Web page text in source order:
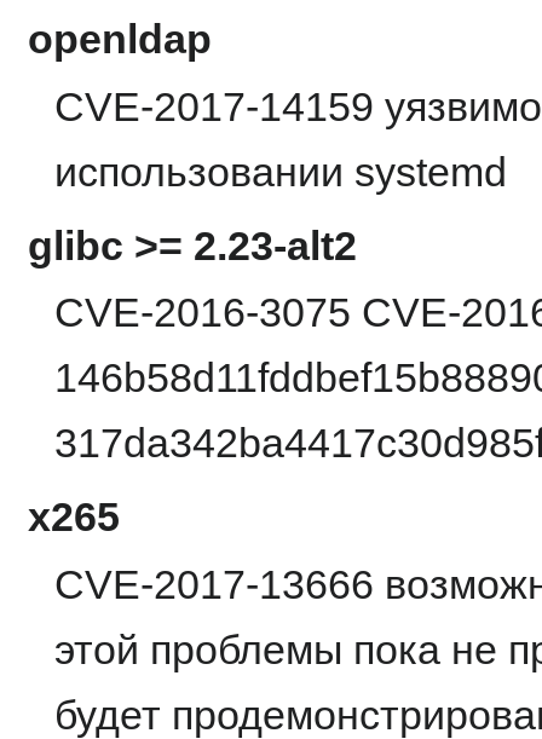
openldap
CVE-2017-14159
использовании systemd
glibc >= 2.23-alt2
CVE-2016-3075 CVE-
x265
CVE-2017-13666
этой проблемы пока не
будет